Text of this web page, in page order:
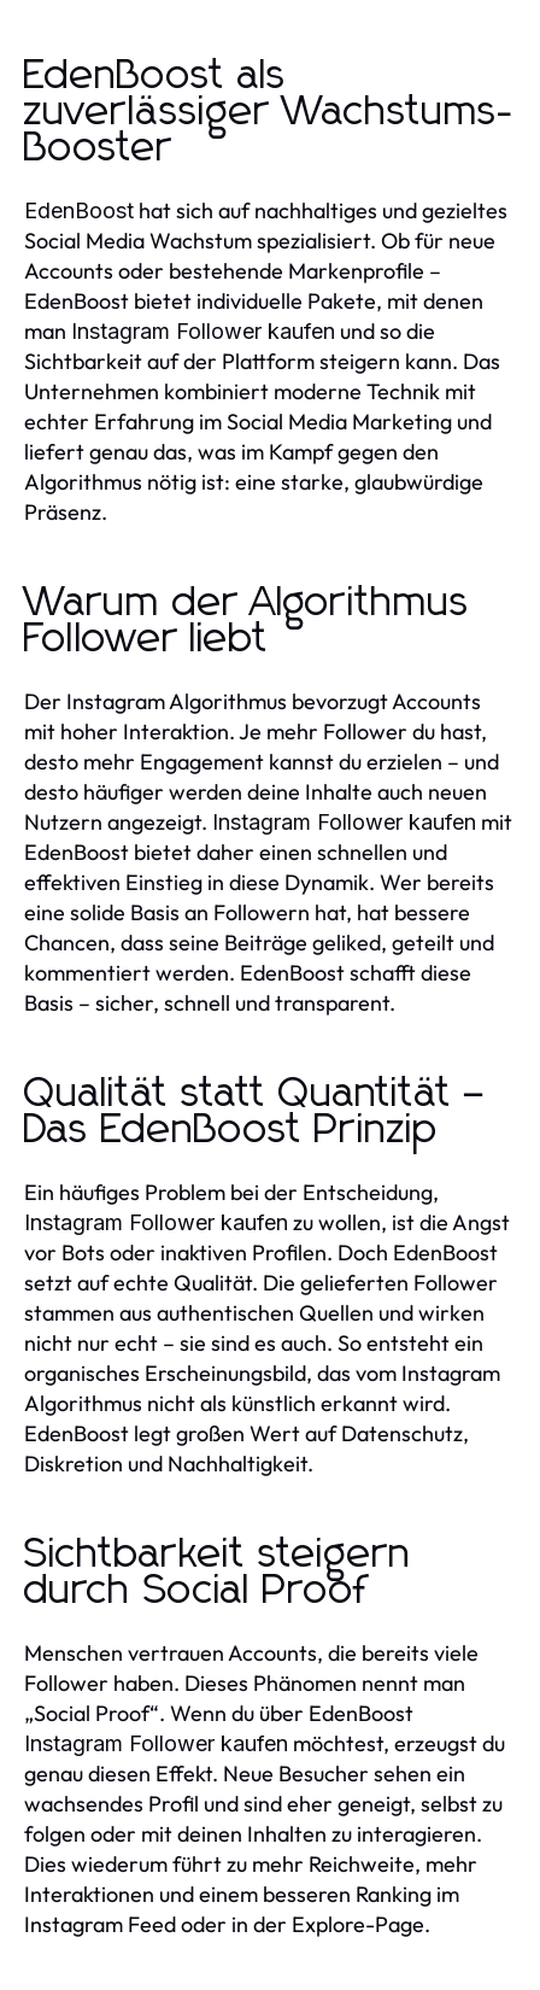
EdenBoost als
zuverlässiger Wachstums-
Booster
EdenBoost hat sich auf nachhaltiges und gezieltes
Social Media Wachstum spezialisiert. Ob für neue
Accounts oder bestehende Markenprofile –
EdenBoost bietet individuelle Pakete, mit denen
man Instagram Follower kaufen und so die
Sichtbarkeit auf der Plattform steigern kann. Das
Unternehmen kombiniert moderne Technik mit
echter Erfahrung im Social Media Marketing und
liefert genau das, was im Kampf gegen den
Algorithmus nötig ist: eine starke, glaubwürdige
Präsenz.
Warum der Algorithmus
Follower liebt
Der Instagram Algorithmus bevorzugt Accounts
mit hoher Interaktion. Je mehr Follower du hast,
desto mehr Engagement kannst du erzielen – und
desto häufiger werden deine Inhalte auch neuen
Nutzern angezeigt. Instagram Follower kaufen mit
EdenBoost bietet daher einen schnellen und
effektiven Einstieg in diese Dynamik. Wer bereits
eine solide Basis an Followern hat, hat bessere
Chancen, dass seine Beiträge geliked, geteilt und
kommentiert werden. EdenBoost schafft diese
Basis – sicher, schnell und transparent.
Qualität statt Quantität –
Das EdenBoost Prinzip
Ein häufiges Problem bei der Entscheidung,
Instagram Follower kaufen zu wollen, ist die Angst
vor Bots oder inaktiven Profilen. Doch EdenBoost
setzt auf echte Qualität. Die gelieferten Follower
stammen aus authentischen Quellen und wirken
nicht nur echt – sie sind es auch. So entsteht ein
organisches Erscheinungsbild, das vom Instagram
Algorithmus nicht als künstlich erkannt wird.
EdenBoost legt großen Wert auf Datenschutz,
Diskretion und Nachhaltigkeit.
Sichtbarkeit steigern
durch Social Proof
Menschen vertrauen Accounts, die bereits viele
Follower haben. Dieses Phänomen nennt man
„Social Proof“. Wenn du über EdenBoost
Instagram Follower kaufen möchtest, erzeugst du
genau diesen Effekt. Neue Besucher sehen ein
wachsendes Profil und sind eher geneigt, selbst zu
folgen oder mit deinen Inhalten zu interagieren.
Dies wiederum führt zu mehr Reichweite, mehr
Interaktionen und einem besseren Ranking im
Instagram Feed oder in der Explore-Page.